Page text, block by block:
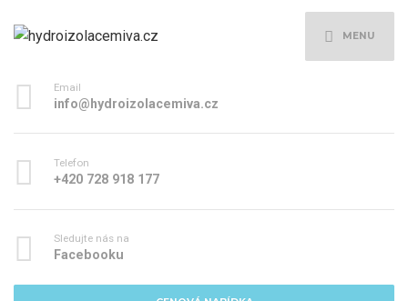
MENU
Email
info@hydroizolacemiva.cz
Telefon
+420 728 918 177
Sledujte nás na
Facebooku